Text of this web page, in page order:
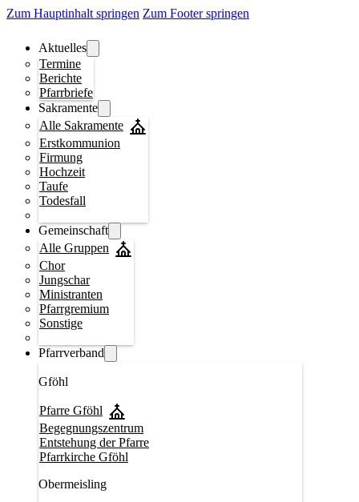
Zum Hauptinhalt springen Zum Footer springen
Aktuelles
Termine
Berichte
Pfarrbriefe
Sakramente
Alle Sakramente
Erstkommunion
Firmung
Hochzeit
Taufe
Todesfall
Gemeinschaft
Alle Gruppen
Chor
Jungschar
Ministranten
Pfarrgremium
Sonstige
Pfarrverband
Gföhl
Pfarre Gföhl
Begegnungszentrum
Entstehung der Pfarre
Pfarrkirche Gföhl
Obermeisling